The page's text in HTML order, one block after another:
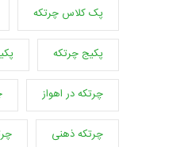
پک کلاس چرتکه
پکیج چرتکه
چرتکه در اهواز
چرتکه ذهنی